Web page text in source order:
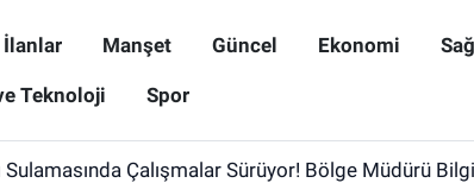
İlanlar Manşet Güncel Ekonomi
Teknoloji Spor
Sulamasında Çalışmalar Sürüyor! Bölge Müdürü